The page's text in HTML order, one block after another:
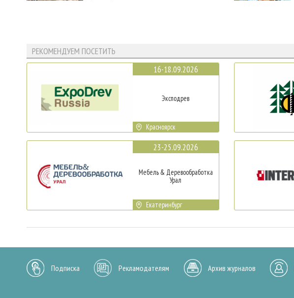
РЕКОМЕНДУЕМ ПОСЕТИТЬ
16-18.09.2026
Эксподрев
Красноярск
23-25.09.2026
Мебель & Деревообработка
Урал
Екатеринбург
Подписка Рекламодателям Архив журналов